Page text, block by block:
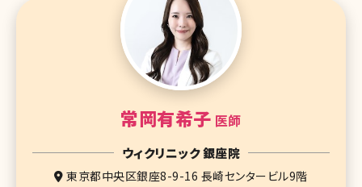
常岡有希子 医師
ウィクリニック 銀座院
東京都中央区銀座8-9-16 長崎センタービル9階